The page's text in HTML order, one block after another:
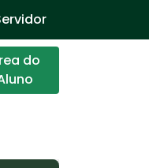
do